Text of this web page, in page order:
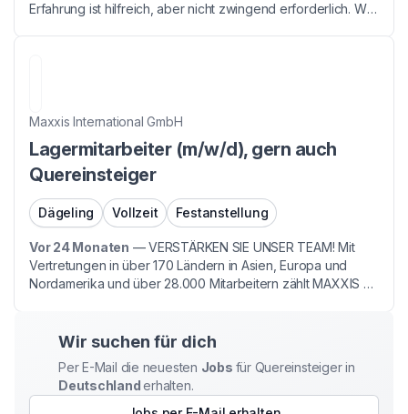
Erfahrung ist hilfreich, aber nicht zwingend erforderlich. Wir
Maxxis International GmbH
Lagermitarbeiter (m/w/d), gern auch
Quereinsteiger
Dägeling Vollzeit Festanstellung
Vor 24 Monaten —VERSTÄRKEN SIE UNSER TEAM! Mit
Vertretungen in über 170 Ländern in Asien, Europa und
Nordamerika und über 28.000 Mitarbeitern zählt MAXXIS zu
Wir suchen für dich
Per E-Mail die neuesten Jobs für Quereinsteigerin
Deutschlanderhalten.